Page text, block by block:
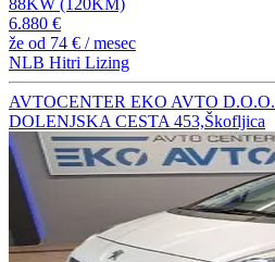
88KW (120KM)
6.880 €
že od 74 € / mesec
NLB Hitri Lizing
AVTOCENTER EKO AVTO D.O.O.
DOLENJSKA CESTA 453,Škofljica